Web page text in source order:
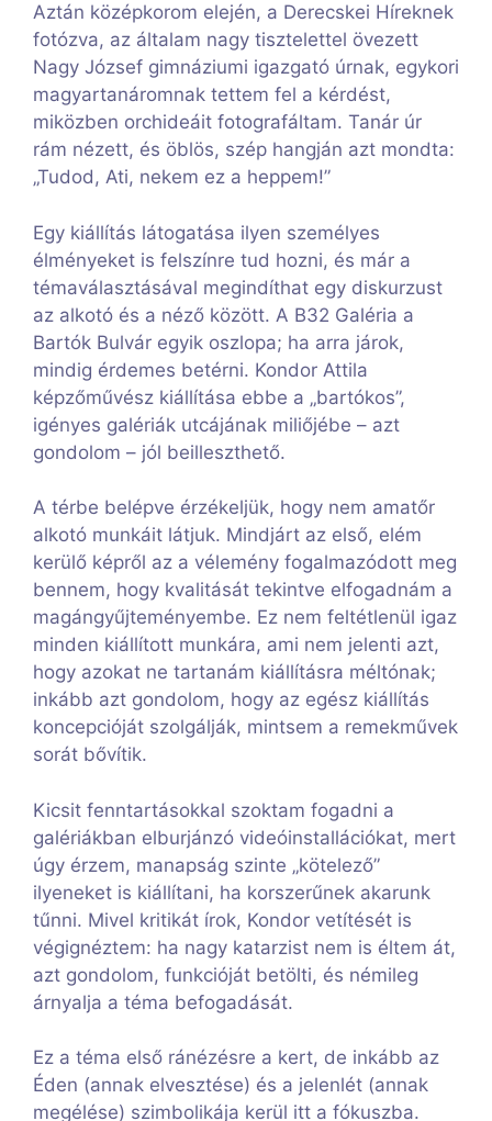
Aztán középkorom elején, a Derecskei Híreknek
fotózva, az általam nagy tisztelettel övezett
Nagy József gimnáziumi igazgató úrnak, egykori
magyartanáromnak tettem fel a kérdést,
miközben orchideáit fotografáltam. Tanár úr
rám nézett, és öblös, szép hangján azt mondta:
„Tudod, Ati, nekem ez a heppem!”
Egy kiállítás látogatása ilyen személyes
élményeket is felszínre tud hozni, és már a
témaválasztásával megindíthat egy diskurzust
az alkotó és a néző között. A B32 Galéria a
Bartók Bulvár egyik oszlopa; ha arra járok,
mindig érdemes betérni. Kondor Attila
képzőművész kiállítása ebbe a „bartókos”,
igényes galériák utcájának miliőjébe – azt
gondolom – jól beilleszthető.
A térbe belépve érzékeljük, hogy nem amatőr
alkotó munkáit látjuk. Mindjárt az első, elém
kerülő képről az a vélemény fogalmazódott meg
bennem, hogy kvalitását tekintve elfogadnám a
magángyűjteményembe. Ez nem feltétlenül igaz
minden kiállított munkára, ami nem jelenti azt,
hogy azokat ne tartanám kiállításra méltónak;
inkább azt gondolom, hogy az egész kiállítás
koncepcióját szolgálják, mintsem a remekművek
sorát bővítik.
Kicsit fenntartásokkal szoktam fogadni a
galériákban elburjánzó videóinstallációkat, mert
úgy érzem, manapság szinte „kötelező”
ilyeneket is kiállítani, ha korszerűnek akarunk
tűnni. Mivel kritikát írok, Kondor vetítését is
végignéztem: ha nagy katarzist nem is éltem át,
azt gondolom, funkcióját betölti, és némileg
árnyalja a téma befogadását.
Ez a téma első ránézésre a kert, de inkább az
Éden (annak elvesztése) és a jelenlét (annak
megélése) szimbolikája kerül itt a fókuszba.